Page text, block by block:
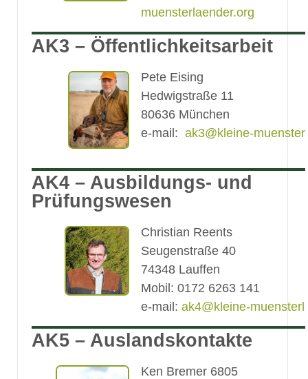
muensterlaender.org
AK3 – Öffentlichkeitsarbeit
Pete Eising
Hedwigstraße 11
80636 München
e-mail: ak3@kleine-
AK4 – Ausbildungs- und
Prüfungswesen
Christian Reents
Seugenstraße 40
74348 Lauffen
Mobil: 0172 6263 141
e-mail: ak4@kleine-
AK5 – Auslandskontakte
Ken Bremer 6805